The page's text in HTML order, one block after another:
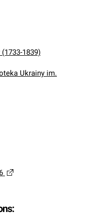
1839)
Ukrainy im.